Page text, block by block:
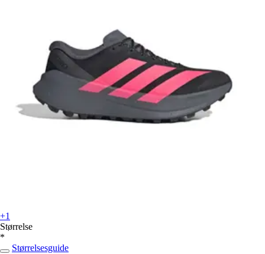
+1
Størrelse
*
Størrelsesguide